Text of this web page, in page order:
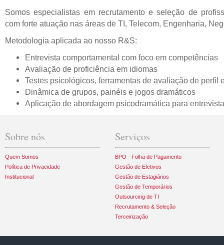
Somos especialistas em recrutamento e seleção de
com forte atuação nas áreas de TI, Telecom, Engenharia,
Metodologia aplicada ao nosso R&S:
Entrevista comportamental com foco em competências
Avaliação de proficiência em idiomas
Testes psicológicos, ferramentas de avaliação de perfil
Dinâmica de grupos, painéis e jogos dramáticos
Aplicação de abordagem psicodramática para
Sobre nós
Quem Somos
Política de Privacidade
Institucional
Serviços
BPO - Folha de Pagamento
Gestão de Efetivos
Gestão de Estagiários
Gestão de Temporários
Outsourcing de TI
Recrutamento & Seleção
Terceirização